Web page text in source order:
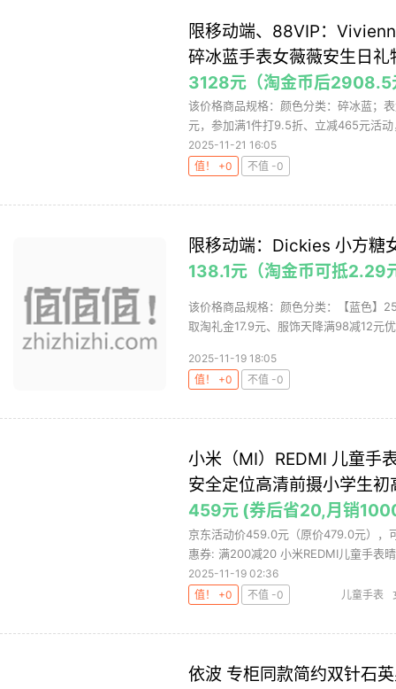
限移动端、88VIP：
碎冰蓝手表女薇薇安生日
3128元（淘金币后2908.5
该价格商品规格：颜色分类：碎冰蓝；
元，参加满1件打9.5折、立减465元活
2025-11-21 16:05
值！ +0
不值 -0
限移动端：Dickies 小方糖
138.1元（淘金币可抵2.29
该价格商品规格：颜色分类：【蓝色】
取淘礼金17.9元、服饰天降满98减12元
2025-11-19 18:05
值！ +0
不值 -0
小米（MI）REDMI 儿童手
安全定位高清前摄小学生
459元 (券后省20,月销
京东活动价459.0元（原价479.0元），
惠券: 满200减20 小米REDMI儿童手表
2025-11-19 02:36
值！ +0
不值 -0 儿童手表
依波 专柜同款简约双针石